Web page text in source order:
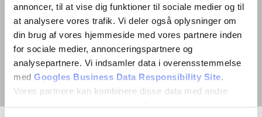
annoncer, til at vise dig funktioner til sociale medier og til
at analysere vores trafik. Vi deler også oplysninger om
din brug af vores hjemmeside med vores partnere inden
for sociale medier, annonceringspartnere og
analysepartnere. Vi indsamler data i overensstemmelse
med Googles Business Data Responsibility Site
Vores partnere kan kombinere disse data med andre